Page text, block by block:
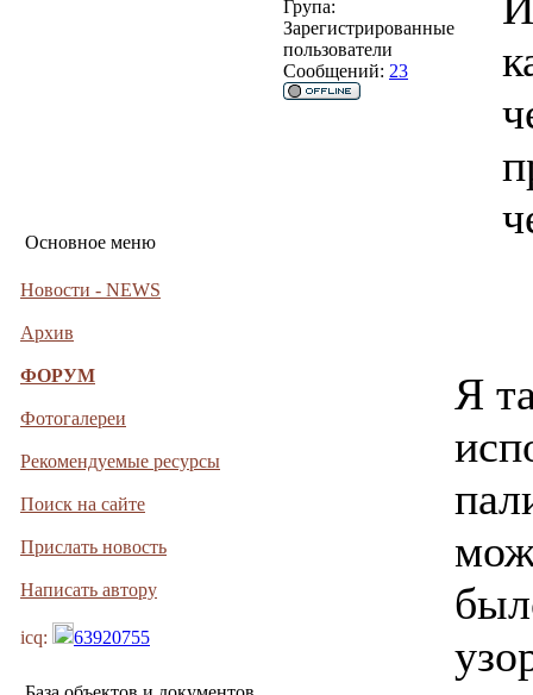
Основное меню
Новости - NEWS
Архив
ФОРУМ
Фотогалереи
Рекомендуемые ресурсы
Поиск на сайте
Прислать новость
Написать автору
icq: 63920755
Група:
Зарегистрированные
пользователи
Сообщений: 23
Я